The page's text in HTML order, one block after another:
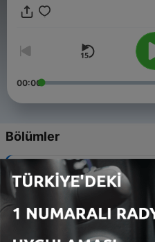
تدخله على مسلم،أو تكشف عنه كربة
00:00
Bölümler
52 - ـ(إعادة التركيز)
30 Oca 2023
51 - طهارة أسفل النعلين